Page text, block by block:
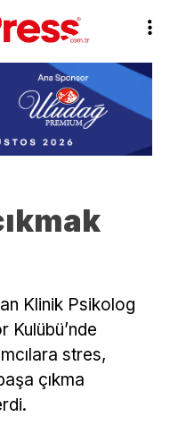
Klinik Psikolog
Kulübü’nde
stres,
çıkma